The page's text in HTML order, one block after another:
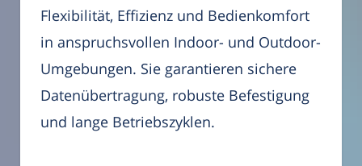
Flexibilität, Effizienz und Bedienkomfort
in anspruchsvollen Indoor- und Outdoor-
Umgebungen. Sie garantieren sichere
Datenübertragung, robuste Befestigung
und lange Betriebszyklen.